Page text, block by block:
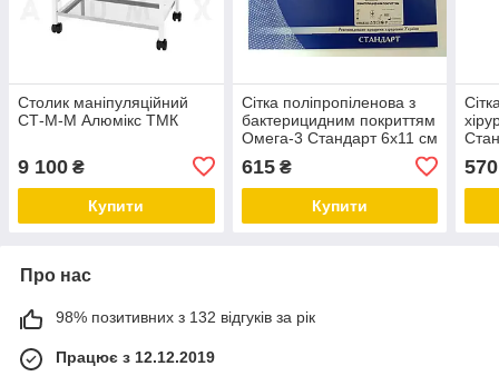
Столик маніпуляційний
СТ-М-М Алюмікс ТМК
9 100 ₴
Купити
Сітка поліпропіленова з
бактерицидним покриттям
Омега-3 Стандарт 6х11 см
615₴
Купити
570
Про нас
98% позитивних з 132 відгуків за рік
Працює з 12.12.2019